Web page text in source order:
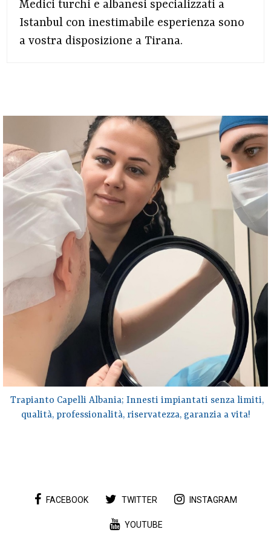
Medici turchi e albanesi specializzati a
Istanbul con inestimabile esperienza sono
a vostra disposizione a Tirana.
Trapianto Capelli Albania; Innesti impiantati senza limiti,
qualità, professionalità, riservatezza, garanzia a vita!
FACEBOOK TWITTER INSTAGRAM
YOUTUBE